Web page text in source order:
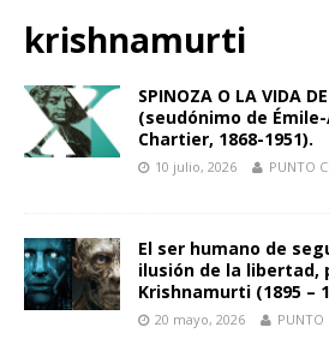
krishnamurti
SPINOZA O LA VIDA
(seudónimo de
Chartier, 1868-1951).
10 julio, 2026 PUNTO
El ser humano de
ilusión de la libertad,
Krishnamurti (1895 –
20 mayo, 2026 PUNTO